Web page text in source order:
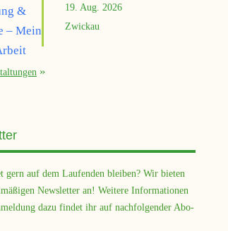
19. Aug. 2026
Zwickau
gern auf dem Laufenden bleiben? Wir bieten
Newsletter an! Weitere Informationen
dazu findet ihr auf nachfolgender Abo-